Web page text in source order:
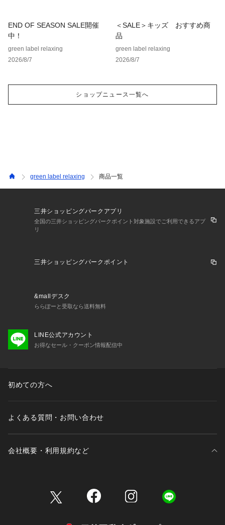
END OF SEASON SALE開催
中！
green label relaxing
2026/8/7
＜SALE＞キッズ おすすめ商
品
green label relaxing
2026/8/7
ショップニュース一覧へ
green label relaxing 商品一覧
三井ショッピングパークアプリ
全国の三井ショッピングパークポイント対象施設でご利用できるアプ
リ
三井ショッピングパークポイント
&mallデスク
ららぽーと受取なら送料無料
LINE公式アカウント
お得なセール・クーポン情報配信中
初めての方へ
よくある質問・お問い合わせ
会社概要・利用規約など